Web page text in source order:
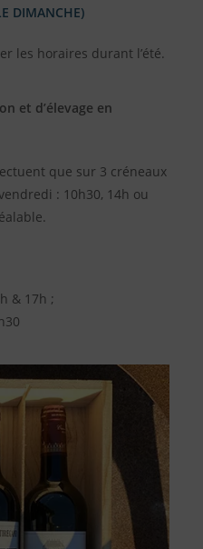
DIMANCHE)
les horaires durant l’été.
et d’élevage en
que sur 3 créneaux
: 10h30, 14h ou
& 17h ;